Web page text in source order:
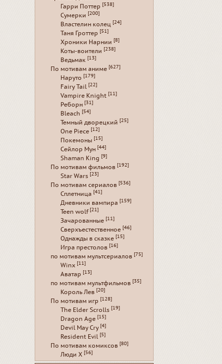
Гарри Поттер [538]
Сумерки [200]
Властелин колец [24]
Таня Гроттер [51]
Хроники Нарнии [8]
Коты-воители [238]
Ведьмак [13]
По мотивам аниме [627]
Наруто [179]
Fairy Tail [22]
Vampire Knight [11]
Реборн [31]
Bleach [54]
Темный дворецкий [25]
One Piece [12]
Покемоны [15]
Сейлор Мун [44]
Shaman King [9]
По мотивам фильмов [192]
Star Wars [23]
По мотивам сериалов [536]
Сплетница [41]
Дневники вампира [159]
Teen wolf [21]
Зачарованные [11]
Сверхъестественное [46]
Однажды в сказке [15]
Игра престолов [16]
по мотивам мультсериалов [75]
Winx [11]
Аватар [13]
по мотивам мультфильмов [35]
Король Лев [20]
По мотивам игр [128]
The Elder Scrolls [19]
Dragon Age [15]
Devil May Cry [4]
Resident Evil [5]
По мотивам комиксов [80]
Люди Х [56]